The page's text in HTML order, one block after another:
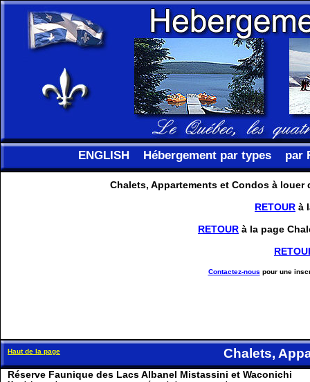
ENGLISH Hébergement par types par
Chalets, Appartements et Condos à
RETOUR à
RETOUR à la page
Contactez-nous pour une
Haut de la page Chalets,
Réserve Faunique des Lacs Albanel Mistassini et Waconichi